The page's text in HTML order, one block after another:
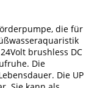
die für
brushless DC
Die
Die UP